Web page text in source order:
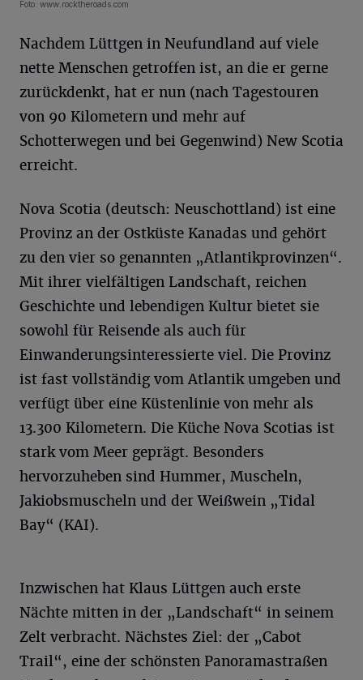
Foto: www.rocktheroads.com
Nachdem Lüttgen in Neufundland auf viele
nette Menschen getroffen ist, an die er gerne
zurückdenkt, hat er nun (nach Tagestouren
von 90 Kilometern und mehr auf
Schotterwegen und bei Gegenwind) New Scotia
erreicht.
Nova Scotia (deutsch: Neuschottland) ist eine
Provinz an der Ostküste Kanadas und gehört
zu den vier so genannten „Atlantikprovinzen“.
Mit ihrer vielfältigen Landschaft, reichen
Geschichte und lebendigen Kultur bietet sie
sowohl für Reisende als auch für
Einwanderungsinteressierte viel. Die Provinz
ist fast vollständig vom Atlantik umgeben und
verfügt über eine Küstenlinie von mehr als
13.300 Kilometern. Die Küche Nova Scotias ist
stark vom Meer geprägt. Besonders
hervorzuheben sind Hummer, Muscheln,
Jakiobsmuscheln und der Weißwein „Tidal
Bay“ (KAI).
Inzwischen hat Klaus Lüttgen auch erste
Nächte mitten in der „Landschaft“ in seinem
Zelt verbracht. Nächstes Ziel: der „Cabot
Trail“, eine der schönsten Panoramastraßen